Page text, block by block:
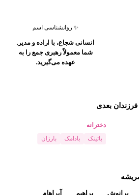
✨ روانشناسی اسم
انسانی شجاع، با اراده و مدیر.
شما معمولاً رهبری جمع را به
عهده می‌گیرید.
بعدی
دخترانه
باتینک بادامک بارزان
برانوش براهیم
آبراهام